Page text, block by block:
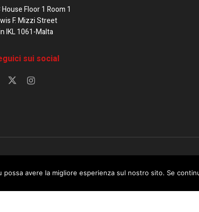
House Floor 1 Room 1
F. Mizzi Street
IKL 1061-Malta
sui social
Corriere di Malta / Fortissimo Ltd
to use this website you are giving consent to cookies
avere la migliore esperienza sul nostro sito. Se